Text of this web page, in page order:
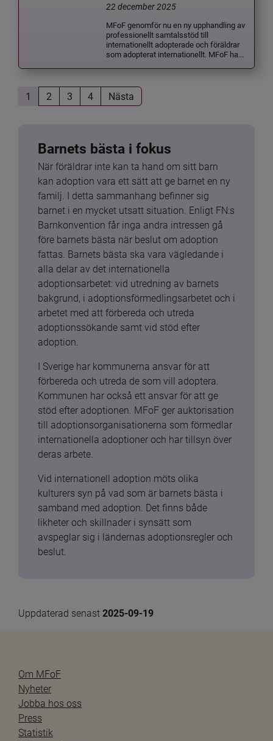
22 december 2025
MFoF genomför nu en ny upphandling av
professionellt samtalsstöd till
internationellt adopterade och föräldrar
som adopterat internationellt. MFoF ha...
1 2 3 4 Nästa
Barnets bästa i fokus
När föräldrar inte kan ta hand om sitt barn
kan adoption vara ett sätt att ge barnet en ny
familj. I detta sammanhang befinner sig
barnet i en mycket utsatt situation. Enligt FN:s
Barnkonvention får inga andra intressen gå
före barnets bästa när beslut om adoption
fattas. Barnets bästa ska vara vägledande i
alla delar av det internationella
adoptionsarbetet: vid utredning av barnets
bakgrund, i adoptionsförmedlingsarbetet och i
arbetet med att förbereda och utreda
adoptionssökande samt vid stöd efter
adoption.
I Sverige har kommunerna ansvar för att
förbereda och utreda de som vill adoptera.
Kommunen har också ett ansvar för att ge
stöd efter adoptionen. MFoF ger auktorisation
till adoptionsorganisationerna som förmedlar
internationella adoptioner och har tillsyn över
deras arbete.
Vid internationell adoption möts olika
kulturers syn på vad som är barnets bästa i
samband med adoption. Det finns både
likheter och skillnader i synsätt som
avspeglar sig i ländernas adoptionsregler och
beslut.
Uppdaterad senast 2025-09-19
Om MFoF
Nyheter
Jobba hos oss
Press
Statistik